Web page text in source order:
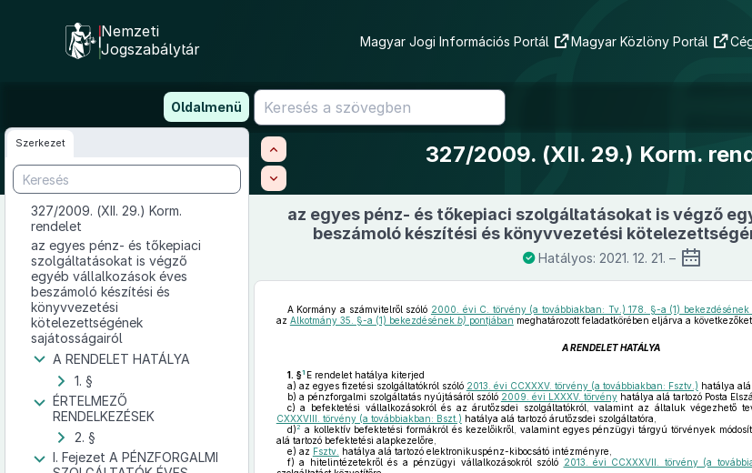
tartalomra
Nemzeti
Jogszabálytár
Magyar Jogi Információs Portál Magyar Közlöny Portál
Oldalmenü
Szerkezet
327/2009. (XII. 29.) Korm.
rendelet
az egyes pénz- és tőkepiaci
szolgáltatásokat is végző
egyéb vállalkozások éves
beszámoló készítési és
könyvvezetési
kötelezettségének
sajátosságairól
A RENDELET HATÁLYA
1. §
ÉRTELMEZŐ
RENDELKEZÉSEK
2. §
I. Fejezet A PÉNZFORGALMI
327/2009. (XII. 29.) Korm.
az egyes pénz- és tőkepiaci szolgáltatásokat is végző
beszámoló készítési és könyvvezetési
Hatályos: 2021. 12. 21. –
A Kormány a számvitelről szóló 2000. évi C. törvény (a továbbiakban: Tv.) 178. §-a (1) bekezdésének
az Alkotmány 35. §-a (1) bekezdésének b) pontjában meghatározott feladatkörében eljárva a
A RENDELET HATÁLYA
1. §1 E rendelet hatálya kiterjed
a) az egyes fizetési szolgáltatókról szóló 2013. évi CCXXXV. törvény (a továbbiakban: Fsztv.) hatálya
b) a pénzforgalmi szolgáltatás nyújtásáról szóló 2009. évi LXXXV. törvényhatálya alá tartozó Posta
c) a befektetési vállalkozásokról és az árutőzsdei szolgáltatókról, valamint az általuk végezhető
CXXXVIII. törvény (a továbbiakban: Bszt.) hatálya alá tartozó árutőzsdei szolgáltatóra,
d)2 a kollektív befektetési formákról és kezelőikről, valamint egyes pénzügyi tárgyú törvények
alá tartozó befektetési alapkezelőre,
e) az Fsztv. hatálya alá tartozó elektronikuspénz-kibocsátó intézményre,
f) a hitelintézetekről és a pénzügyi vállalkozásokról szóló 2013. évi CCXXXVII. törvény (a